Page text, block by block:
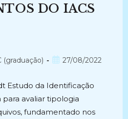
DO IACS
(graduação)
Post27/08/2022
Estudo da Identificação
avaliar tipologia
fundamentado nos